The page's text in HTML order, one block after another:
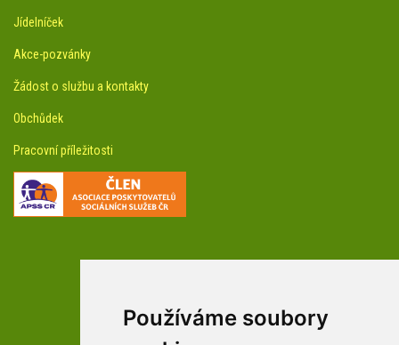
Používáme soubory
Jídelníček
Akce-pozvánky
Žádost o službu a kontakty
Obchůdek
Pracovní příležitosti
facebookové profily domova a arboreta